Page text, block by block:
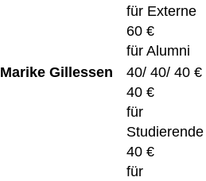
für Externe
60 €
für Alumni
Marike Gillessen
40/ 40/ 40 €
40 €
für
Studierende
40 €
für